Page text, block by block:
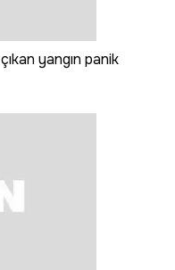
yangın panik